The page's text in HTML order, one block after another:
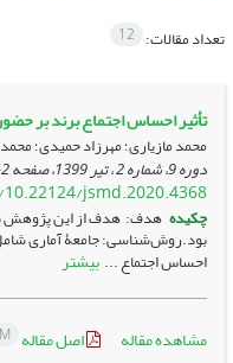
تعداد مقالات: 12
تأثیر احساس اجتماع برند بر
محمد مازیاری؛ مهرزاد حمیدی؛
دوره 9، شماره 2 ، تیر 1399، صفحه 2-15
jsmd.2020.4368
چکیده هدف: هدف از این پژوهش
احساس اجتماع ...بیشتر
مشاهده مقاله اصل مقاله